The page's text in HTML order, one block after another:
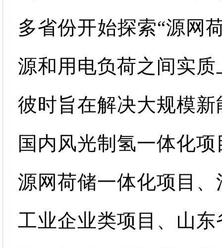
多省份开始探索“源网
源和用电负荷之间实
彼时旨在解决大规模
国内风光制氢一体化
源网荷储一体化项目
工业企业类项目、山